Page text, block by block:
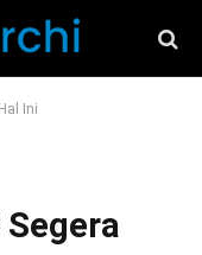
Ini
Segera